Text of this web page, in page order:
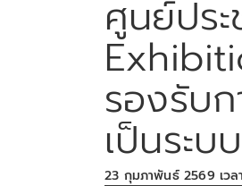
ศูนย์ปร
รองรับ
เป็นระบบ
23 กุมภาพันธ์ 2569 เวล